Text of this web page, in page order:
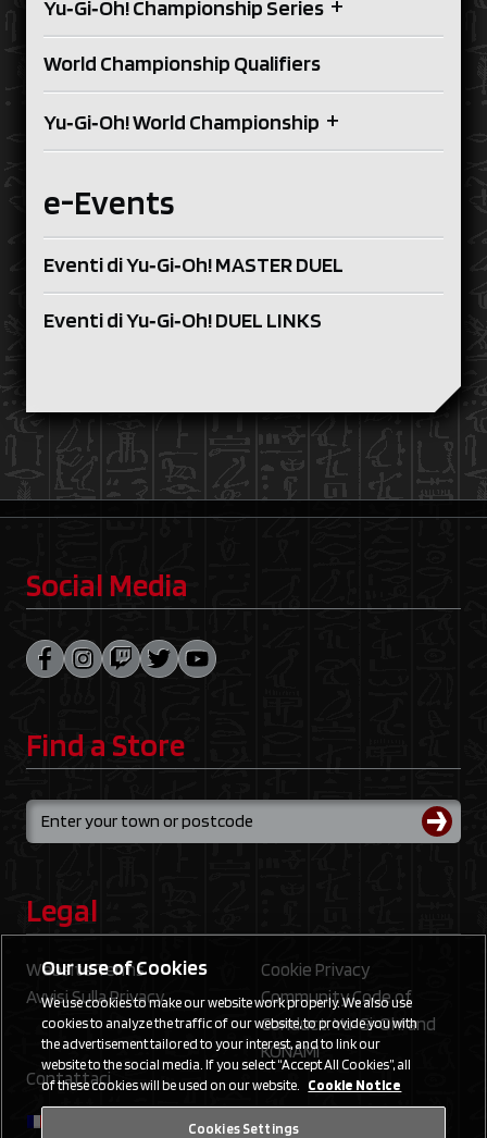
Yu‑Gi‑Oh! Championship Series
World Championship Qualifiers
Yu‑Gi‑Oh! World Championship +
e-Events
Eventi di Yu‑Gi‑Oh! MASTER DUEL
Eventi di Yu‑Gi‑Oh! DUEL LINKS
Social Media
Find a Store
Legal
Website Terms
Cookie Privacy
Avvisi Sulla Privacy
Community Code of
Conduct: Yu‑Gi‑Oh! and
KONAMI
Contattaci
Our use of Cookies
We use cookies to make our website work properly. We also use
cookies to analyze the traffic of our website, to provide you with
the advertisement tailored to your interest, and to link our
website to the social media. If you select “Accept All Cookies”, all
of these cookies will be used on our website. Cookie Notice
Cookies Settings